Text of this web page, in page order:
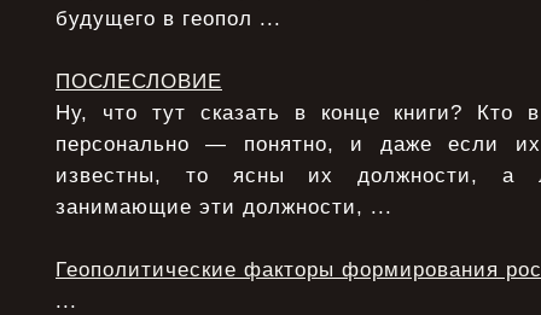
будущего в геопол ...
ПОСЛЕСЛОВИЕ
Ну, что тут сказать в конце книги? Кто
персонально — понятно, и даже если
известны, то ясны их должности, а
занимающие эти должности, ...
Геополитические факторы формирования
...